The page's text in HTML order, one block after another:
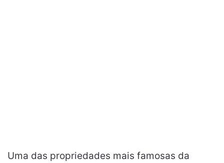
Uma das propriedades mais famosas da